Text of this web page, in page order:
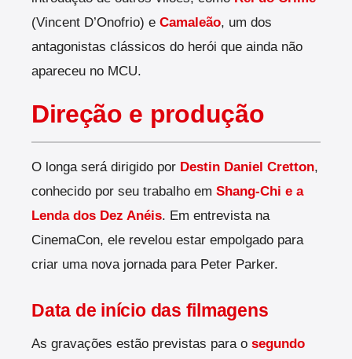
(Vincent D’Onofrio) e Camaleão, um dos
antagonistas clássicos do herói que ainda não
apareceu no MCU.
Direção e produção
O longa será dirigido por Destin Daniel Cretton,
conhecido por seu trabalho em Shang-Chi e a
Lenda dos Dez Anéis. Em entrevista na
CinemaCon, ele revelou estar empolgado para
criar uma nova jornada para Peter Parker.
Data de início das filmagens
As gravações estão previstas para o segundo